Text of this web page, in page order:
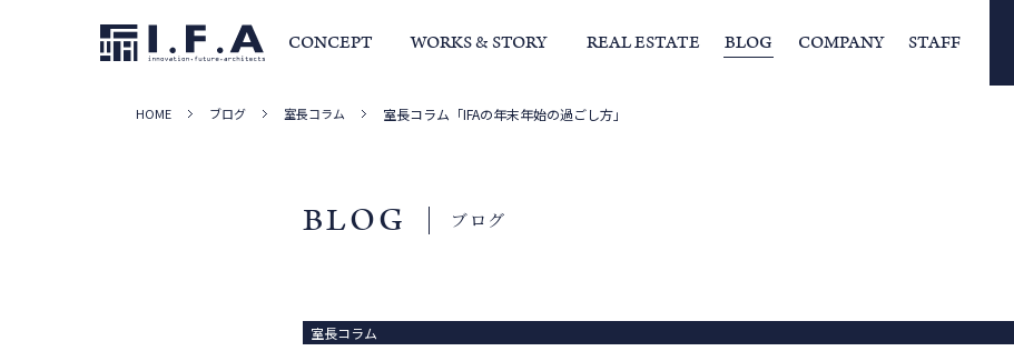
CONCEPT WORKS & STORY
事例集 家づくりストーリー
REAL ESTATE BLOG COMPANY
サービス・家づくりの流れ 室長からの挨拶
STAFF
HOME ブログ 室長コラム 室長コラム「IFAの年末年始の過ごし方」
BLOG ブログ
室長コラム